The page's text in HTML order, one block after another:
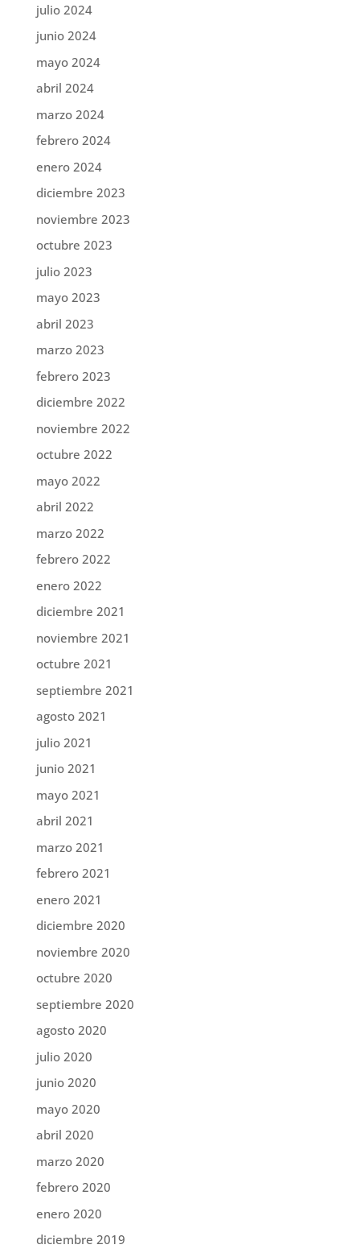
julio 2024
junio 2024
mayo 2024
abril 2024
marzo 2024
febrero 2024
enero 2024
diciembre 2023
noviembre 2023
octubre 2023
julio 2023
mayo 2023
abril 2023
marzo 2023
febrero 2023
diciembre 2022
noviembre 2022
octubre 2022
mayo 2022
abril 2022
marzo 2022
febrero 2022
enero 2022
diciembre 2021
noviembre 2021
octubre 2021
septiembre 2021
agosto 2021
julio 2021
junio 2021
mayo 2021
abril 2021
marzo 2021
febrero 2021
enero 2021
diciembre 2020
noviembre 2020
octubre 2020
septiembre 2020
agosto 2020
julio 2020
junio 2020
mayo 2020
abril 2020
marzo 2020
febrero 2020
enero 2020
diciembre 2019